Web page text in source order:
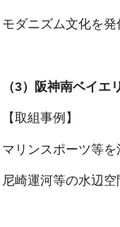
モダニズム文化を
（3）阪神南ベイエ
【取組事例】
マリンスポーツ等
尼崎運河等の水辺